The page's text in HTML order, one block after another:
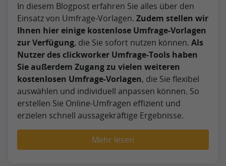
In diesem Blogpost erfahren Sie alles über den
Einsatz von Umfrage-Vorlagen. Zudem stellen wir
Ihnen hier einige kostenlose Umfrage-Vorlagen
zur Verfügung, die Sie sofort nutzen können. Als
Nutzer des clickworker Umfrage-Tools haben
Sie außerdem Zugang zu vielen weiteren
kostenlosen Umfrage-Vorlagen, die Sie flexibel
auswählen und individuell anpassen können. So
erstellen Sie Online-Umfragen effizient und
erzielen schnell aussagekräftige Ergebnisse.
Mehr lesen